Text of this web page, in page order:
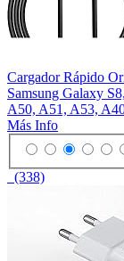
Cargador Rápido
Samsung Galaxy
A50, A51, A53,
Más Info
(338)